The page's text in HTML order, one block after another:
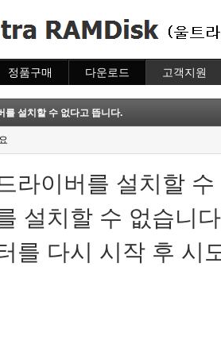
정품구매
주문조회
이용안내
다운로드 고객지원
질문하기
를 설치할 수 없다고 뜹니다.
라이버를 설치할
설치할 수 없습니
를 다시 시작 후 시